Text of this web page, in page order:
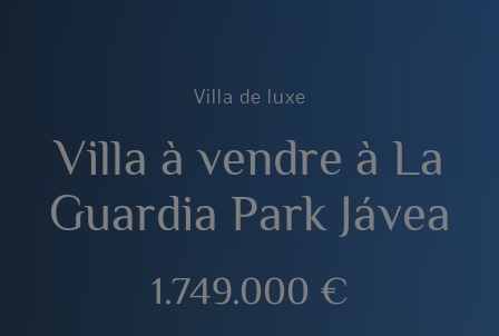
Villa de luxe
Villa à vendre à La
Guardia Park Jávea
1.749.000 €